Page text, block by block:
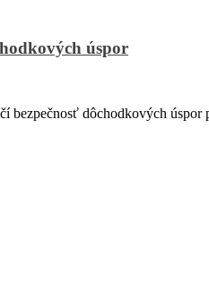
úspor
dôchodkových úspor